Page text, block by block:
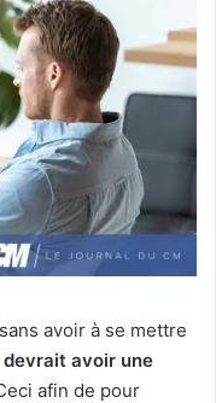
avoir à se mettre
avoir une
afin de pour